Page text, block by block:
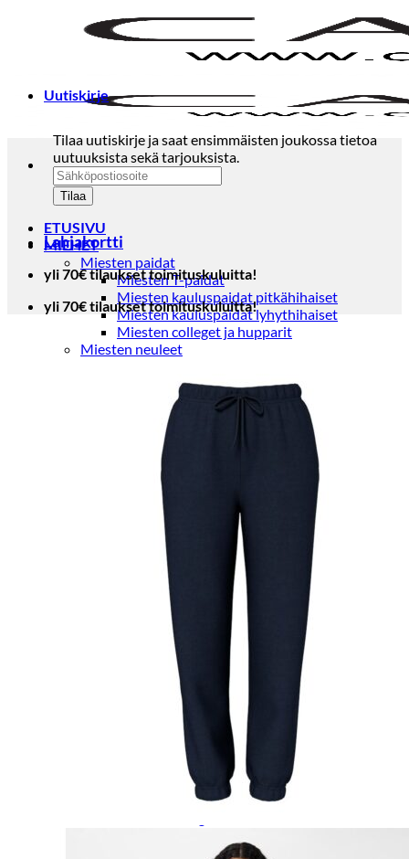
ETUSIVU
MIEHET
Miesten paidat
Miesten T-paidat
Miesten kauluspaidat pitkähihaiset
Miesten kauluspaidat lyhythihaiset
Miesten colleget ja hupparit
Miesten neuleet
Miesten neuletakit
Puvut ja blazerit
Puvuntakit ja blazerit
Miesten housut
Miesten housut
Miesten farkut
Miesten collegehousut
Miesten shortsit
Miesten asusteet
Vyöt ja olkaimet
Solmiot, rusetit ja taskuliinat
Miesten päähineet, huivit ja käsineet
Miesten yöasut ja alusvaatteet
Miesten alusvaatteet
Miesten sukat
Miesten yöasut
Miesten aamutakit ja kylpytakit
Miesten nahkatakit
Miesten kevät-ja syystakit
Miesten villakangastakit
Miesten talvitakit
Uutiskirje
Tilaa uutiskirje ja saat ensimmäisten joukossa tietoa
uutuuksista sekä tarjouksista.
Lahjakortti
yli 70€ tilaukset toimituskuluitta!
yli 70€ tilaukset toimituskuluitta!